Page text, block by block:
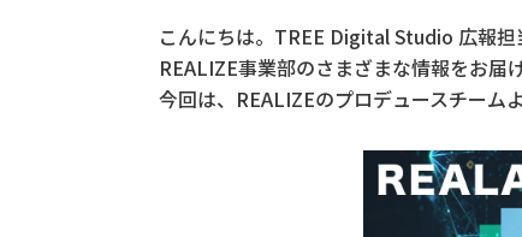
こんにちは。TREE Digital Studio 広報担
REALIZE事業部のさまざまな情報をお届
今回は、REALIZEのプロデュースチーム